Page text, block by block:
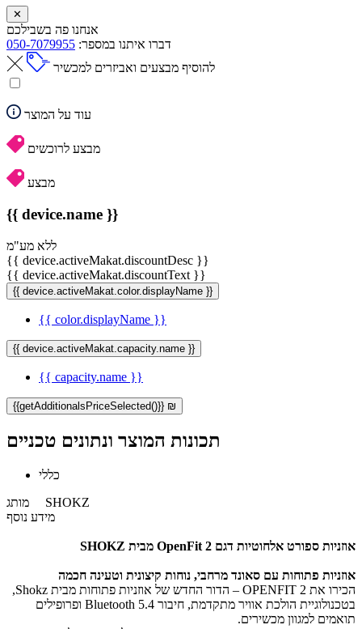
✕
אנחנו פה בשבילכם
דברו איתנו במספר: 050-7079955
להוסיף מבצעים ואביזרים למכשיר
עוד על המוצר
מבצע לרוכשים
מבצע
{{ device.name }}
ללא מע"מ
{{ device.activeMakat.discountDesc }}
{{ device.activeMakat.discountText }}
{{ device.activeMakat.color.displayName }}
{{ color.displayName }}
{{ device.activeMakat.capacity.name }}
{{ capacity.name }}
{{getAdditionalsPriceSelected()}} ₪
תכונות המוצר ונתונים טכניים
כללי
מותג SHOKZ
מידע נוסף
אוזניות ספורט אלחוטיות דגם OpenFit 2 מבית SHOKZ​
אוזניות פתוחות עם סאונד מרחבי, נוחות קיצונית וטעינה חכמה
הכירו את OPENFIT 2 – הדור החדש של אוזניות פתוחות מבית Shokz,
בטכנולוגיית הולכת אוויר מתקדמת, חיבור Bluetooth 5.4 ופרופילים
תואמים למגוון מכשירים.